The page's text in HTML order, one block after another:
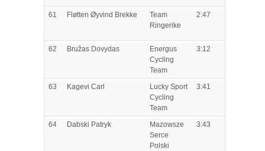
61 Fløtten Øyvind Brekke
Team
Ringerike
2:47
62 Bružas Dovydas
Energus
Cycling
Team
3:12
63 Kagevi Carl
Lucky Sport
Cycling
Team
3:41
64 Dabski Patryk
Mazowsze
Serce
Polski
3:43